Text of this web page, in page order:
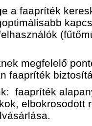
e a faapríték
megfelelő
faapríték
faapríték
elbokrosodott